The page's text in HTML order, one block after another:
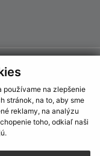
používame na zlepšenie
stránok, na to, aby sme
reklamy, na analýzu
toho, odkiaľ naši